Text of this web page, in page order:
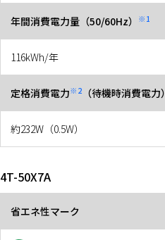
年間消費電力量（50/60Hz） ※1
116kWh/年
定格消費電力※2 （待機時消費電力）
約232W（0.5W）
4T-50X7A
省エネ性マーク